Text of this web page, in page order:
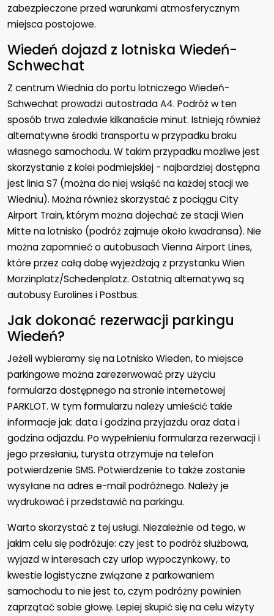
zabezpieczone przed warunkami atmosferycznym
miejsca postojowe.
Wiedeń dojazd z lotniska Wiedeń-
Schwechat
Z centrum Wiednia do portu lotniczego Wiedeń-
Schwechat prowadzi autostrada A4. Podróż w ten
sposób trwa zaledwie kilkanaście minut. Istnieją również
alternatywne środki transportu w przypadku braku
własnego samochodu. W takim przypadku możliwe jest
skorzystanie z kolei podmiejskiej - najbardziej dostępna
jest linia S7 (można do niej wsiąść na każdej stacji we
Wiedniu). Można również skorzystać z pociągu City
Airport Train, którym można dojechać ze stacji Wien
Mitte na lotnisko (podróż zajmuje około kwadransa). Nie
można zapomnieć o autobusach Vienna Airport Lines,
które przez całą dobę wyjeżdżają z przystanku Wien
Morzinplatz/Schedenplatz. Ostatnią alternatywą są
autobusy Eurolines i Postbus.
Jak dokonać rezerwacji parkingu
Wiedeń?
Jeżeli wybieramy się na Lotnisko Wieden, to miejsce
parkingowe można zarezerwować przy użyciu
formularza dostępnego na stronie internetowej
PARKLOT. W tym formularzu należy umieścić takie
informacje jak: data i godzina przyjazdu oraz data i
godzina odjazdu. Po wypełnieniu formularza rezerwacji i
jego przesłaniu, turysta otrzymuje na telefon
potwierdzenie SMS. Potwierdzenie to także zostanie
wysyłane na adres e-mail podróżnego. Należy je
wydrukować i przedstawić na parkingu.
Warto skorzystać z tej usługi. Niezależnie od tego, w
jakim celu się podróżuje: czy jest to podróż służbowa,
wyjazd w interesach czy urlop wypoczynkowy, to
kwestie logistyczne związane z parkowaniem
samochodu to nie jest to, czym podróżny powinien
zaprzątać sobie głowę. Lepiej skupić się na celu wizyty